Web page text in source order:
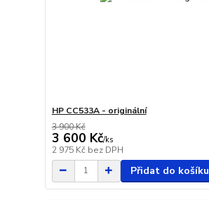
HP CC533A - originální
3 900 Kč
3 600 Kč/ks
2 975 Kč bez DPH
Přidat do košíku